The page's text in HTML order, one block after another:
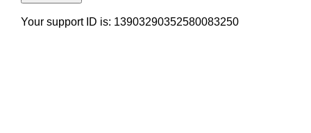
Your support ID is: 13903290352580083250